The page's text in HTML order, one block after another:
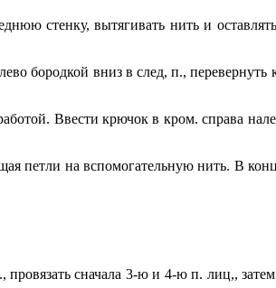
стенку, вытягивать нить и
бородкой вниз в след, п.,
Ввести крючок в кром. справа
петли на вспомогательную нить. В
сначала 3-ю и 4-ю п. лиц,,